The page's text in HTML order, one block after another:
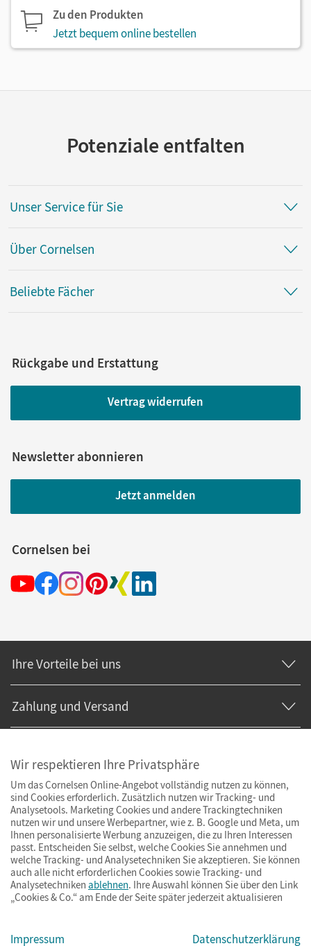
Zu den Produkten
Jetzt bequem online bestellen
Potenziale entfalten
Unser Service für Sie
Über Cornelsen
Beliebte Fächer
Rückgabe und Erstattung
Vertrag widerrufen
Newsletter abonnieren
Jetzt anmelden
Cornelsen bei
Ihre Vorteile bei uns
Zahlung und Versand
© Cornelsen Verlag 2026
ImpressumAGBDatenschutzBarrierefreiheitCookies & Co.
Wir respektieren Ihre Privatsphäre
Um das Cornelsen Online-Angebot vollständig nutzen zu können,
sind Cookies erforderlich. Zusätzlich nutzen wir Tracking- und
Analysetools. Marketing Cookies und andere Trackingtechniken
nutzen wir und unsere Werbepartner, wie z. B. Google und Meta, um
Ihnen personalisierte Werbung anzuzeigen, die zu Ihren Interessen
passt. Entscheiden Sie selbst, welche Cookies Sie annehmen und
welche Tracking- und Analysetechniken Sie akzeptieren. Sie können
auch alle nicht erforderlichen Cookies sowie Tracking- und
Analysetechniken ablehnen. Ihre Auswahl können Sie über den Link
„Cookies & Co.“ am Ende der Seite später jederzeit aktualisieren
Impressum Datenschutzerklärung